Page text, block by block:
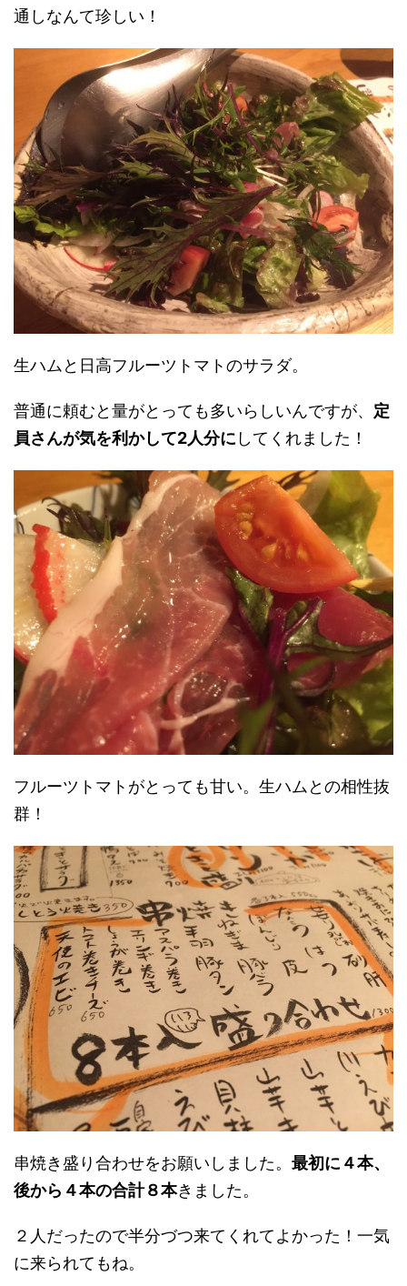
通しなんて珍しい！
生ハムと日高フルーツトマトのサラダ。
普通に頼むと量がとっても多いらしいんですが、 定
員さんが気を利かして2人分に してくれました！
フルーツトマトがとっても甘い。生ハムとの相性抜
群！
串焼き盛り合わせをお願いしました。 最初に４本、
後から４本の合計８本きました。
２人だったので半分づつ来てくれてよかった！一気
に来られてもね。